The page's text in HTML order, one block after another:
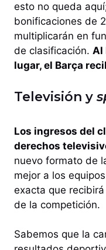
esto no queda
bonificaciones de
multiplicarán en
de clasificación. Al
lugar, el Barça
Televisión y
Los ingresos del
derechos
nuevo formato de
mejor a los
exacta que
de la competición.
Sabemos que la